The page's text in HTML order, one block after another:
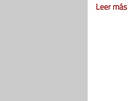
Leer más